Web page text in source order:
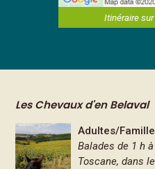
Itinéraire
Les Chevaux d'en Belaval
Adultes/
Balades de 1 h
Toscane, dans